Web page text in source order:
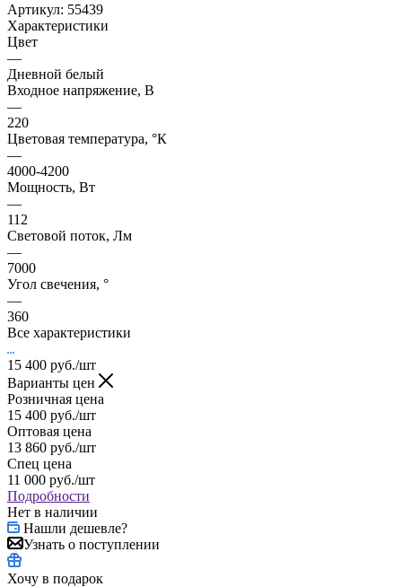
Артикул: 55439
Характеристики
Цвет
—
Дневной белый
Входное напряжение, В
—
220
Цветовая температура, °К
—
4000-4200
Мощность, Вт
—
112
Световой поток, Лм
—
7000
Угол свечения, °
—
360
Все характеристики
15 400 руб./шт
Варианты цен
Розничная цена
15 400 руб./шт
Оптовая цена
13 860 руб./шт
Спец цена
11 000 руб./шт
Подробности
Нет в наличии
Нашли дешевле?
Узнать о поступлении
Хочу в подарок